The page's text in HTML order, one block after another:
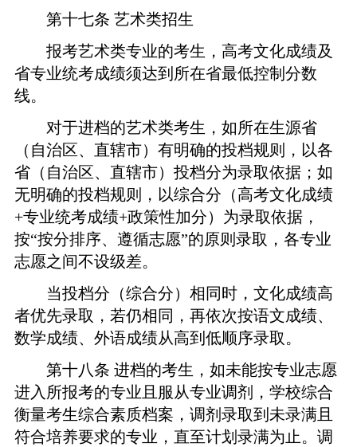
第十七条 艺术类招生
报考艺术类专业的考生， 高考文化成绩及
省专业统考成绩须达到所在省最低控制分数
线。
对于进档的艺术类考生，如所在生源省
（自治区、直辖市）有明确的投档规则，以各
省（自治区、直辖市）投档分为录取依据；如
无明确的投档规则，以综合分（高考文化成绩
+专业统考成绩+政策性加分）为录取依据，
按“按分排序、遵循志愿”的原则录取，各专业
志愿之间不设级差。
当投档分（综合分）相同时，文化成绩高
者优先录取，若仍相同，再依次按语文成绩、
数学成绩、外语成绩从高到低顺序录取。
第十八条 进档的考生，如未能按专业志愿
进入所报考的专业且服从专业调剂，学校综合
衡量考生综合素质档案，调剂录取到未录满且
符合培养要求的专业，直至计划录满为止。调